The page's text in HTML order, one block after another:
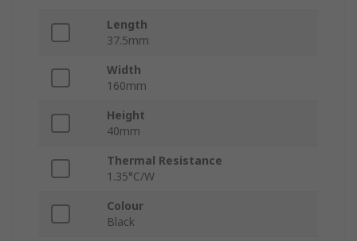
Length
37.5mm
Width
160mm
Height
40mm
Thermal Resistance
1.35°C/W
Colour
Black